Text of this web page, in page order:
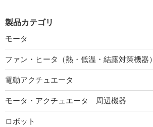
製品カテゴリ
モータ
ファン・ヒータ（熱・低温・結露対策機器）
電動アクチュエータ
モータ・アクチュエータ 周辺機器
ロボット